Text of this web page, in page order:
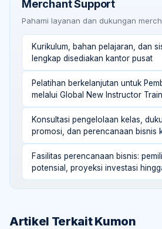
Merchant Support
Pahami layanan dan dukungan
Kurikulum, bahan pelajaran, dan
lengkap disediakan kantor pusat
Pelatihan berkelanjutan untuk
melalui Global New Instructor
Konsultasi pengelolaan kelas,
promosi, dan perencanaan bisnis
Fasilitas perencanaan bisnis:
potensial, proyeksi investasi
Artikel TerkaitKumon